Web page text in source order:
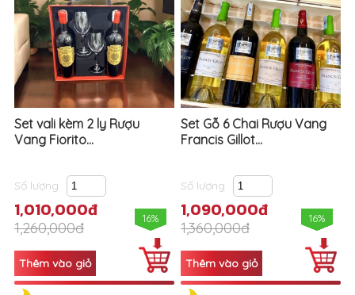
Set vali kèm 2 ly Rượu
Vang Fiorito...
Số lượng
1,010,000đ
1,260,000đ
16%
Set Gỗ 6 Chai Rượu Vang
Francis Gillot...
Số lượng
1,090,000đ
1,360,000đ
16%